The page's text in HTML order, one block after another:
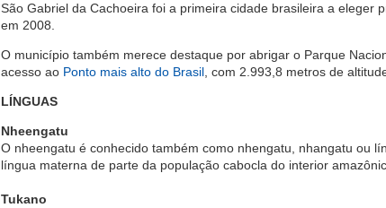
São Gabriel da Cachoeira foi a primeira cidade brasileira a eleger
em 2008.
O município também merece destaque por abrigar o Parque
acesso ao Ponto mais alto do Brasil , com 2.993,8 metros de
LÍNGUAS
Nheengatu
O nheengatu é conhecido também como nhengatu, nhangatu ou
língua materna de parte da população cabocla do interior
Tukano